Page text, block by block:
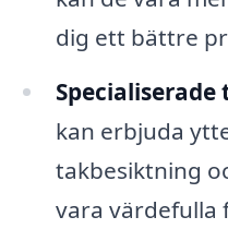
dig ett bättre
Specialiserade
kan erbjuda
takbesiktning
vara värdefulla